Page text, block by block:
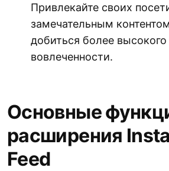
Привлекайте своих
замечательным
добиться более высокого
вовлеченности.
Основные
расширения
Feed